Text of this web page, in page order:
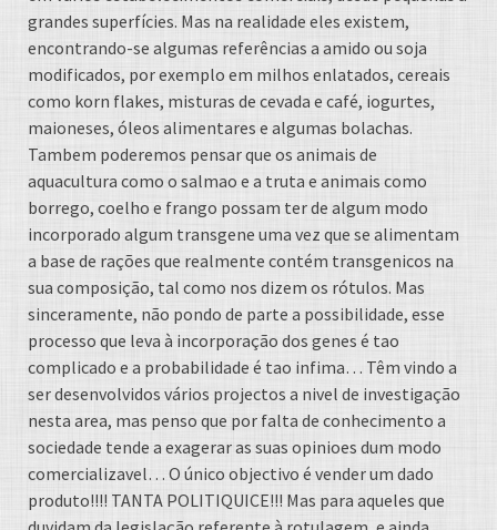
grandes superfícies. Mas na realidade eles existem,
encontrando-se algumas referências a amido ou soja
modificados, por exemplo em milhos enlatados, cereais
como korn flakes, misturas de cevada e café, iogurtes,
maioneses, óleos alimentares e algumas bolachas.
Tambem poderemos pensar que os animais de
aquacultura como o salmao e a truta e animais como
borrego, coelho e frango possam ter de algum modo
incorporado algum transgene uma vez que se alimentam
a base de rações que realmente contém transgenicos na
sua composição, tal como nos dizem os rótulos. Mas
sinceramente, não pondo de parte a possibilidade, esse
processo que leva à incorporação dos genes é tao
complicado e a probabilidade é tao infima… Têm vindo a
ser desenvolvidos vários projectos a nivel de investigação
nesta area, mas penso que por falta de conhecimento a
sociedade tende a exagerar as suas opinioes dum modo
comercializavel… O único objectivo é vender um dado
produto!!!! TANTA POLITIQUICE!!! Mas para aqueles que